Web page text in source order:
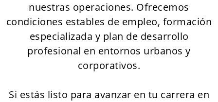
nuestras operaciones. Ofrecemos
condiciones estables de empleo, formación
especializada y plan de desarrollo
profesional en entornos urbanos y
corporativos.
Si estás listo para avanzar en tu carrera en